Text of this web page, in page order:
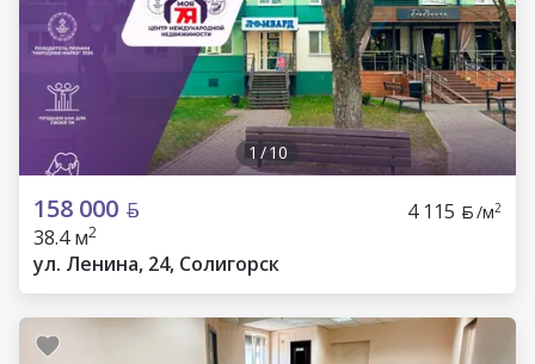
1 /10
158 000 4 115 /м2
38.4 м2
ул. Ленина, 24, Солигорск